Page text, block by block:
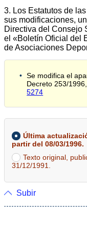
3. Los Estatutos de
sus modificaciones,
Directiva del Consejo
el «Boletín Oficial del
de Asociaciones
Se modifica el
Decreto 253/
5274
Última
partir del 08/03/1996.
Texto original,
31/12/1991.
Subir